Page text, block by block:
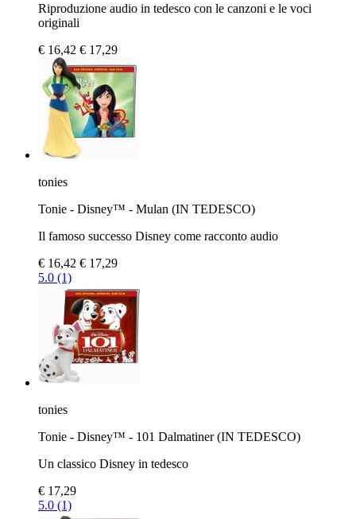
Riproduzione audio in tedesco con le canzoni e le voci
originali
€ 16,42 € 17,29
tonies
Tonie - Disney™ - Mulan (IN TEDESCO)
Il famoso successo Disney come racconto audio
€ 16,42 € 17,29
5.0 (1)
tonies
Tonie - Disney™ - 101 Dalmatiner (IN TEDESCO)
Un classico Disney in tedesco
€ 17,29
5.0 (1)